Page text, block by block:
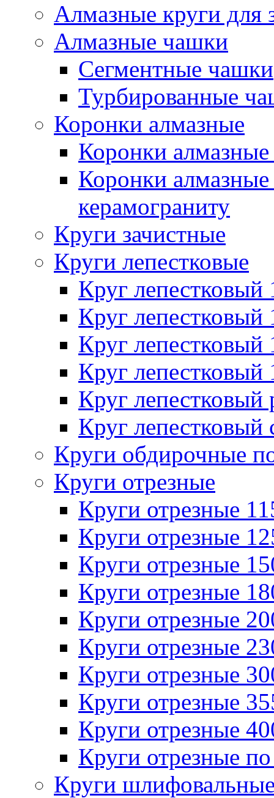
Алмазные круги для
Алмазные чашки
Сегментные чашки
Турбированные
Коронки алмазные
Коронки
Коронки
керамограниту
Круги зачистные
Круги лепестковые
Круг
Круг
Круг
Круг
Круг лепестковый
Круг лепестковый
Круги обдирочные
Круги отрезные
Круги отрезные
Круги отрезные
Круги отрезные
Круги отрезные
Круги отрезные
Круги отрезные
Круги отрезные
Круги отрезные
Круги отрезные
Круги отрезные
Круги